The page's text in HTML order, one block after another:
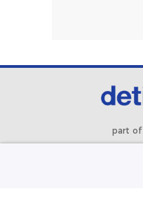
part of